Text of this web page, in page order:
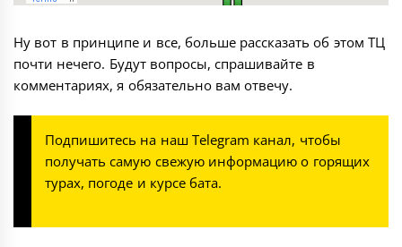
Ну вот в принципе и все, больше рассказать об этом ТЦ
почти нечего. Будут вопросы, спрашивайте в
комментариях, я обязательно вам отвечу.
Подпишитесь на наш Telegram канал, чтобы
получать самую свежую информацию о горящих
турах, погоде и курсе бата.